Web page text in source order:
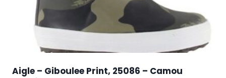
Aigle – Giboulee Print, 25086 – Camou